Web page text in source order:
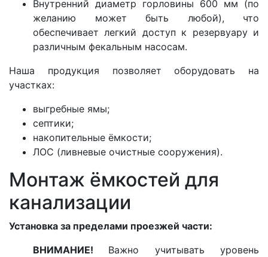
Внутренний диаметр горловины 600 мм (по
желанию может быть любой), что
обеспечивает легкий доступ к резервуару и
различным фекальным насосам.
Наша продукция позволяет оборудовать на
участках:
выгребные ямы;
септики;
накопительные ёмкости;
ЛОС (ливневые очистные сооружения).
Монтаж ёмкостей для
канализации
Установка за пределами проезжей части:
ВНИМАНИЕ! Важно учитывать уровень